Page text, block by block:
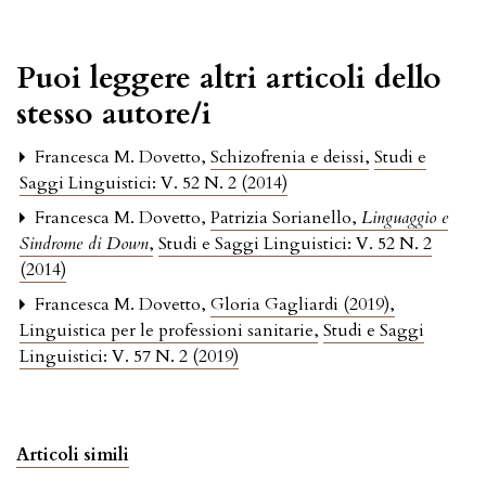
Puoi leggere altri articoli dello
stesso autore/i
Francesca M. Dovetto, Schizofrenia e deissi, Studi e
Saggi Linguistici: V. 52 N. 2 (2014)
Francesca M. Dovetto, Patrizia Sorianello, Linguaggio e
Sindrome di Down, Studi e Saggi Linguistici: V. 52 N. 2
(2014)
Francesca M. Dovetto, Gloria Gagliardi (2019),
Linguistica per le professioni sanitarie, Studi e Saggi
Linguistici: V. 57 N. 2 (2019)
Articoli simili